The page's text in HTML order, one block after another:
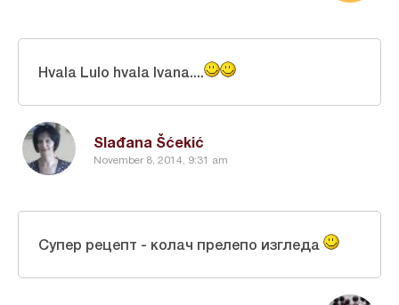
Slađana Šćekić
November 8, 2014, 9:31 am
Hvala Lulo hvala Ivana....
Супер рецепт - колач прелепо изгледа